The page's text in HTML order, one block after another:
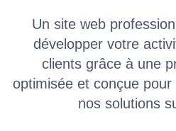
Un site web
développer votre
clients grâce à une
optimisée et conçue
nos solutions